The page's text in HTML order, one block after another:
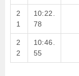
2
1
10:22.
78
2
2
10:46.
55